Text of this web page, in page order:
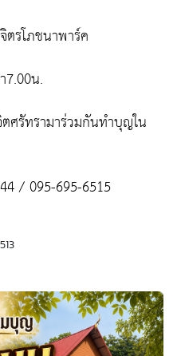
รโภชนาพาร์ค
7.00น.
ศรัทรามาร่วมกันทำบุญใน
/ 095-695-6515